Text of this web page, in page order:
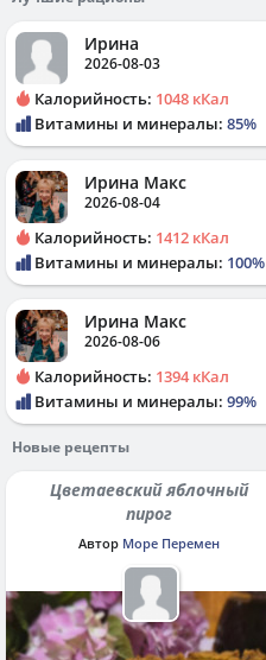
Ирина
2026-08-03
Калорийность: 1048 кКал
Витамины и минералы: 85%
Ирина Макс
2026-08-04
Калорийность: 1412 кКал
Витамины и минералы: 100%
Ирина Макс
2026-08-06
Калорийность: 1394 кКал
Витамины и минералы: 99%
Новые рецепты
Цветаевский яблочный
пирог
Автор Море Перемен